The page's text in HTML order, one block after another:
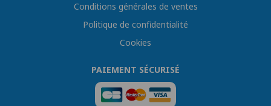
Conditions générales de ventes
Politique de confidentialité
Cookies
PAIEMENT SÉCURISÉ